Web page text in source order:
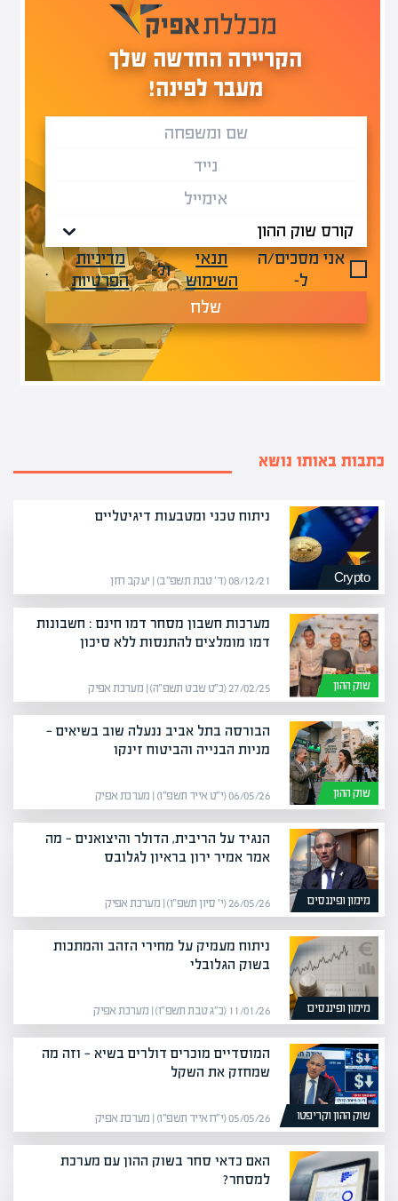
הקריירה החדשה שלך
מעבר לפינה!
אני מסכים/ה
ל-
תנאי
השימוש
ול-
מדיניות
הפרטיות
.
שלח
כתבות באותו נושא
Crypto
ניתוח טכני ומטבעות דיגיטליים
08/12/21 (ד׳ טבת תשפ״ב) | יעקב חזן
שוק ההון
מערכות חשבון מסחר דמו חינם : חשבונות
דמו מומלצים להתנסות ללא סיכון
27/02/25 (כ״ט שבט תשפ״ה) | מערכת אפיק
שוק ההון
הבורסה בתל אביב ננעלה שוב בשיאים —
מניות הבנייה והביטוח זינקו
06/05/26 (י״ט אייר תשפ״ו) | מערכת אפיק
מימון ופיננסים
הנגיד על הריבית, הדולר והיצואנים — מה
אמר אמיר ירון בראיון לגלובס
26/05/26 (י׳ סיון תשפ״ו) | מערכת אפיק
מימון ופיננסים
ניתוח מעמיק על מחירי הזהב והמתכות
בשוק הגלובלי
11/01/26 (כ״ג טבת תשפ״ו) | מערכת אפיק
שוק ההון וקריפטו
המוסדיים מוכרים דולרים בשיא — וזה מה
שמחזק את השקל
05/05/26 (י״ח אייר תשפ״ו) | מערכת אפיק
האם כדאי סחר בשוק ההון עם מערכת
למסחר?